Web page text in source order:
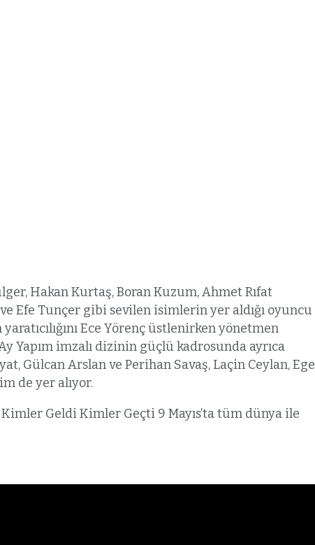
Hakan Kurtaş, Boran Kuzum, Ahmet Rıfat
Efe Tunçer gibi sevilen isimlerin yer aldığı oyuncu
Ece Yörenç üstlenirken yönetmen
Yapım imzalı dizinin güçlü kadrosunda ayrıca
Gülcan Arslan ve Perihan Savaş, Laçin Ceylan, Ege
de yer alıyor.
Geldi Kimler Geçti 9 Mayıs’ta tüm dünya ile